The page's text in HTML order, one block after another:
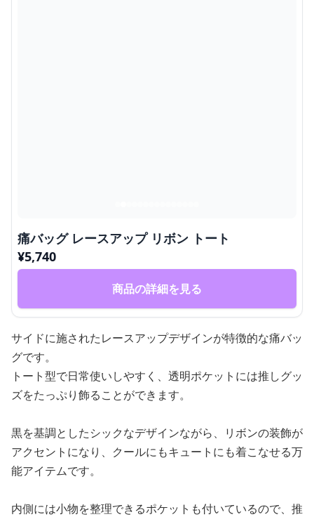
痛バッグ レースアップ リボン トート
¥5,740
商品の詳細を見る
サイドに施されたレースアップデザインが特徴的な痛バッ
グです。
トート型で日常使いしやすく、透明ポケットには推しグッ
ズをたっぷり飾ることができます。
黒を基調としたシックなデザインながら、リボンの装飾が
アクセントになり、クールにもキュートにも着こなせる万
能アイテムです。
内側には小物を整理できるポケットも付いているので、推